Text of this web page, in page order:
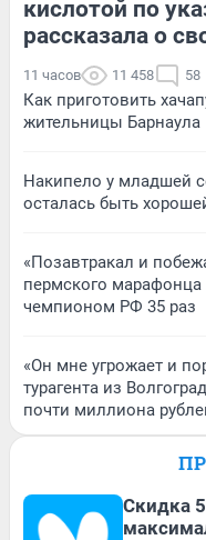
кислотой по
рассказала о
11 часов 11 458 58
Как приготовить
жительницы Барнаула
Накипело у младшей
осталась быть
«Позавтракал и
пермского
чемпионом РФ 35 раз
«Он мне угрожает и
турагента из
почти миллиона
Скидка